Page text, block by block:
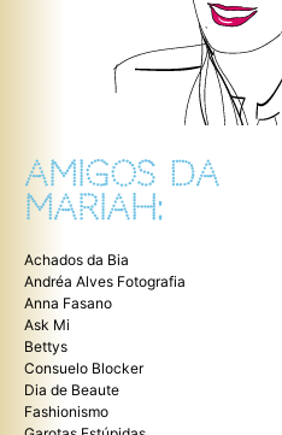
AMIGOS DA
MARIAH:
Achados da Bia
Andréa Alves Fotografia
Anna Fasano
Ask Mi
Bettys
Consuelo Blocker
Dia de Beaute
Fashionismo